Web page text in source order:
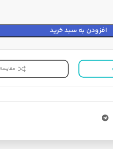
افزودن به سبد خرید
مقایسه